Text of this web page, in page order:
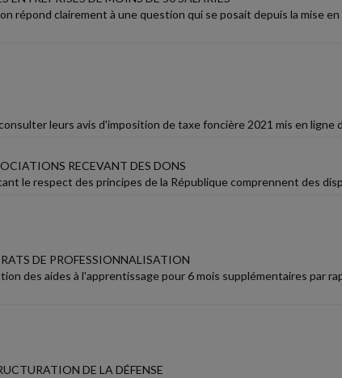
répond clairement à une question qui se posait depuis la mise
leurs avis d'imposition de taxe foncière 2021 mis en ligne
RECEVANT DES DONS
le respect des principes de la République comprennent des
DE PROFESSIONNALISATION
des aides à l'apprentissage pour 6 mois supplémentaires par
DE LA DÉFENSE